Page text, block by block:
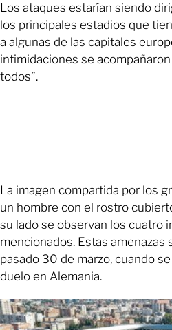
Los ataques estarían siendo
los principales estadios que
a algunas de las capitales
intimidaciones se
todos”.
La imagen compartida por los
un hombre con el rostro
su lado se observan los cuatro
mencionados. Estas amenazas
pasado 30 de marzo, cuando
duelo en Alemania.